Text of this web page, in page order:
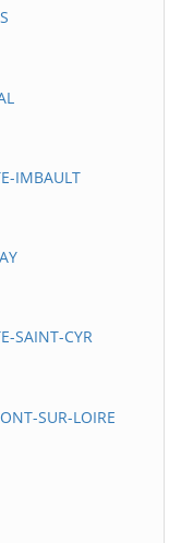
IMBAULT
SAINT-CYR
SUR-LOIRE